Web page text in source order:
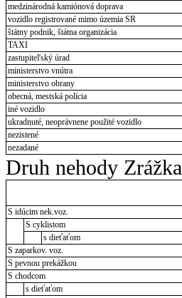
medzinárodná kamiónová doprava
vozidlo registrované mimo územia SR
štátny podnik, štátna organizácia
TAXI
zastupiteľský úrad
ministerstvo vnútra
ministerstvo obrany
obecná, mestská polícia
iné vozidlo
ukradnuté, neoprávnene použité vozidlo
nezistené
nezadané
Druh nehody Zrážka
S idúcim nek.voz.
S cyklistom
s dieťaťom
S zaparkov. voz.
S pevnou prekážkou
S chodcom
s dieťaťom